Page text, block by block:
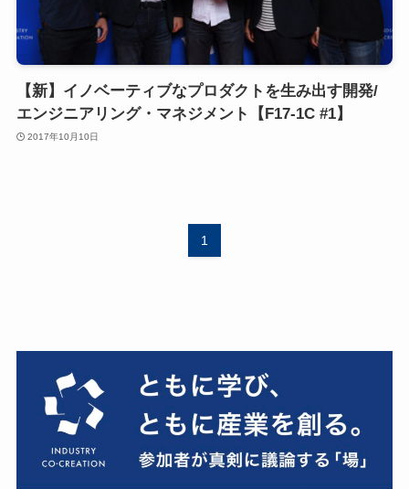
【新】イノベーティブなプロダクトを生み出す開発/
エンジニアリング・マネジメント【F17-1C #1】
2017年10月10日
1